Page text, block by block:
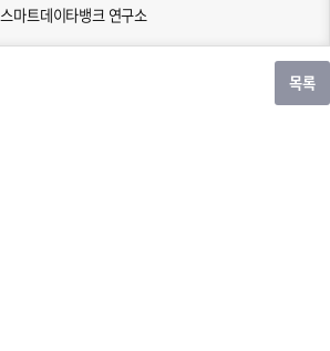
스마트데이타뱅크 연구소